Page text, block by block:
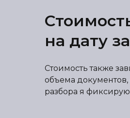
на дату
Стоимость также
объема
разбора я фиксирую